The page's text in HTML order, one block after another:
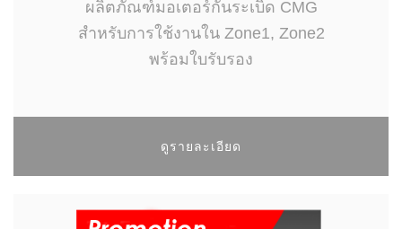
ผลิตภัณฑ์มอเตอร์กันระเบิด CMG
สำหรับการใช้งานใน Zone1, Zone2
พร้อมใบรับรอง
ดูรายละเอียด